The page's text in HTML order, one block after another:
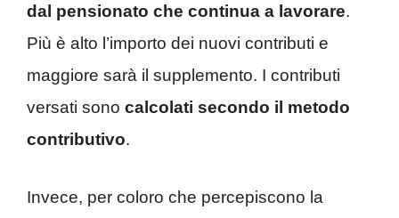
dal pensionato che continua a lavorare.
Più è alto l’importo dei nuovi contributi e
maggiore sarà il supplemento. I contributi
versati sono calcolati secondo il metodo
contributivo.
Invece, per coloro che percepiscono la